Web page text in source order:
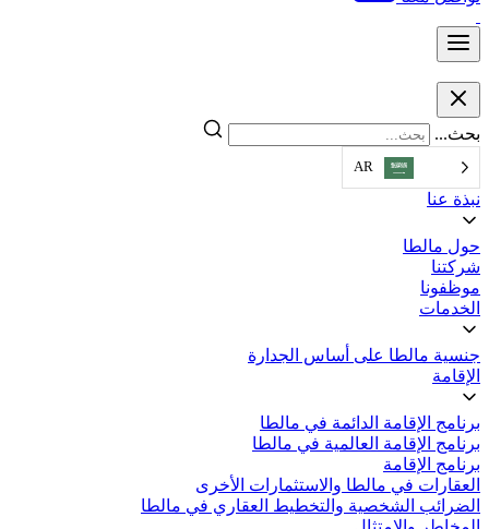
بحث...
AR
نبذة عنا
حول مالطا
شركتنا
موظفونا
الخدمات
جنسية مالطا على أساس الجدارة
الإقامة
برنامج الإقامة الدائمة في مالطا
برنامج الإقامة العالمية في مالطا
برنامج الإقامة
العقارات في مالطا والاستثمارات الأخرى
الضرائب الشخصية والتخطيط العقاري في مالطا